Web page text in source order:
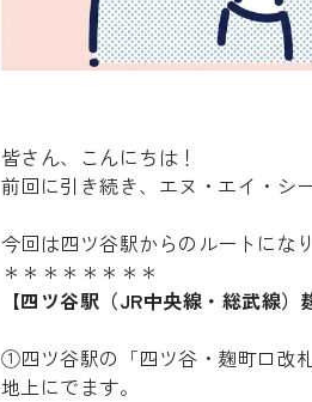
皆さん、こんにちは！
前回に引き続き、エヌ・エイ・シ
今回は四ツ谷駅からのルートにな
＊＊＊＊＊＊＊＊
【四ツ谷駅（JR中央線・総武線）
①四ツ谷駅の「四ツ谷・麹町口改
地上にでます。